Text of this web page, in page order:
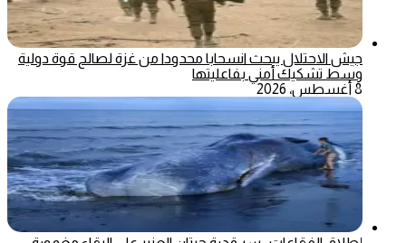
جيش الاحتلال يبحث انسحابا محدودا من غزة لصالح قوة دولية
وسط تشكيك أمني بفاعليتها
8 أغسطس، 2026